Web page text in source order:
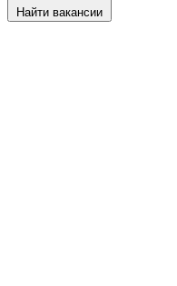
Найти вакансии